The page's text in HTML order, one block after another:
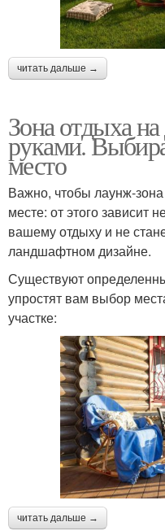
читать дальше →
Зона отдыха
руками.
место
Важно, чтобы лаунж-
месте: от этого зависит
вашему отдыху и не
ландшафтном дизайне.
Существуют
упростят вам выбор
участке:
читать дальше →